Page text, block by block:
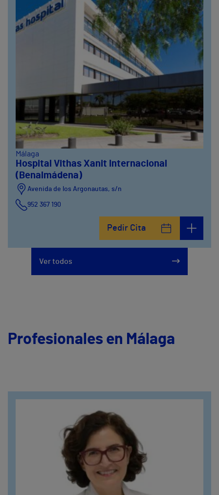
Málaga
Hospital Vithas Xanit Internacional
(Benalmádena)
Avenida de los Argonautas, s/n
952 367 190
Pedir Cita
Ver todos
Profesionales en Málaga